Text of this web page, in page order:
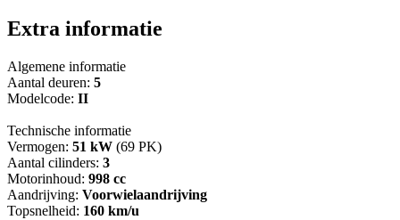
Extra informatie
Algemene informatie
Aantal deuren: 5
Modelcode: II
Technische informatie
Vermogen: 51 kW (69 PK)
Aantal cilinders: 3
Motorinhoud: 998 cc
Aandrijving: Voorwielaandrijving
Topsnelheid: 160 km/u